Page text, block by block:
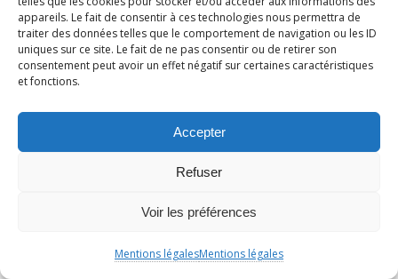
appareils. Le fait de consentir à ces technologies nous permettra de
traiter des données telles que le comportement de navigation ou les ID
uniques sur ce site. Le fait de ne pas consentir ou de retirer son
consentement peut avoir un effet négatif sur certaines caractéristiques
et fonctions.
Accepter
Refuser
Voir les préférences
Mentions légalesMentions légales
LÉGISLATIVES
LEPEN
LEPOINGLEVÉ
LOLA LAFON